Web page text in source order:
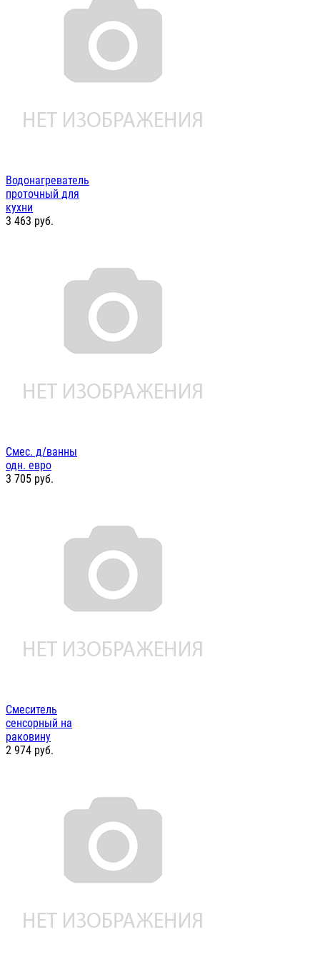
Водонагреватель
проточный для
кухни
3 463 руб.
Смес. д/ванны
одн. евро
3 705 руб.
Смеситель
сенсорный на
раковину
2 974 руб.